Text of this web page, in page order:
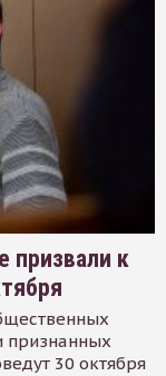
призвали к
признанных
30 октября